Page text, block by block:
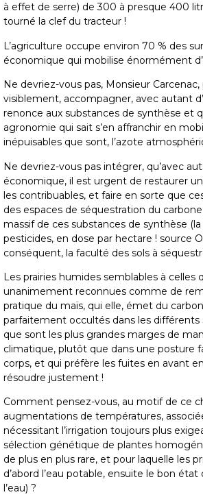
à effet de serre) de 300 à presque 400
tourné la clef du tracteur !
L’agriculture occupe environ 70 % des
économique qui mobilise énormément
Ne devriez-vous pas, Monsieur
visiblement, accompagner, avec autant
renonce aux substances de synthèse et
agronomie qui sait s’en affranchir en
inépuisables que sont, l’azote
Ne devriez-vous pas intégrer, qu’avec
économique, il est urgent de restaurer
les contribuables, et faire en sorte que
des espaces de séquestration du
massif de ces substances de synthèse
pesticides, en dose par hectare ! source
conséquent, la faculté des sols à
Les prairies humides semblables à celles
unanimement reconnues comme de
pratique du maïs, qui elle, émet du
parfaitement occultés dans les différents
que sont les plus grandes marges de
climatique, plutôt que dans une posture
corps, et qui préfère les fuites en avant
résoudre justement !
Comment pensez-vous, au motif de ce
augmentations de températures,
nécessitant l’irrigation toujours plus
sélection génétique de plantes
de plus en plus rare, et pour laquelle les
d’abord l’eau potable, ensuite le bon
l’eau) ?